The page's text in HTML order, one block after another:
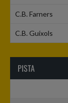
C.B. Farners
C.B. Guíxols
PISTA